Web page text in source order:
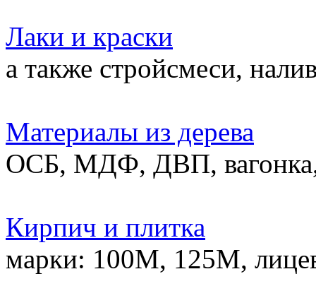
Лаки и краски
а также стройсмеси,
Материалы из дерева
ОСБ, МДФ, ДВП,
Кирпич и плитка
марки: 100М, 125М,